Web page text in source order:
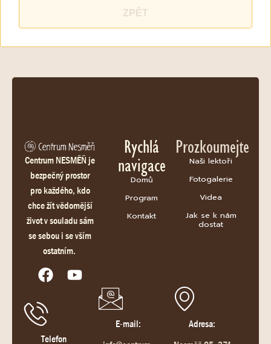
ZPĚT
Centrum NESMĚŇ je
bezpečný prostor
pro každého, kdo
chce žít vědomější
život v souladu sám
se sebou i se vším
ostatním.
Rychlá
navigace
Domů
Program
Kontakt
Prozkoumejte
Naši lektoři
Fotogalerie
Videa
Jak se k nám
dostat
Telefon
E-mail:
Adresa: